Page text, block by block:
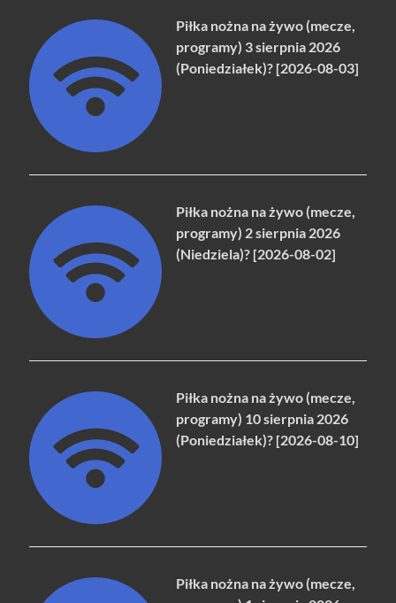
Piłka nożna na żywo (mecze,
programy) 3 sierpnia 2026
(Poniedziałek)? [2026-08-03]
Piłka nożna na żywo (mecze,
programy) 2 sierpnia 2026
(Niedziela)? [2026-08-02]
Piłka nożna na żywo (mecze,
programy) 10 sierpnia 2026
(Poniedziałek)? [2026-08-10]
Piłka nożna na żywo (mecze,